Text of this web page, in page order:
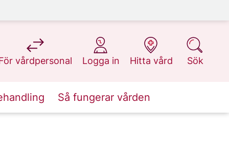
vårdpersonal
på 1177.se
Logga in
på 1177.se
Hitta vård
på 1177.se
Sök
på 1177.se
Så fungerar vården